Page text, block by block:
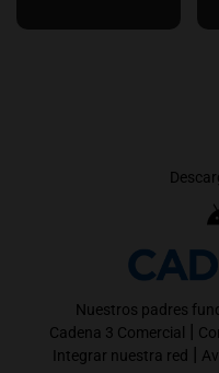
Nuestros padres
Cadena 3 Comercial |
Integrar nuestra red |